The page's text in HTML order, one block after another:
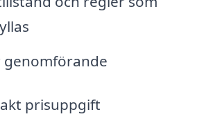
genomförande
prisuppgift